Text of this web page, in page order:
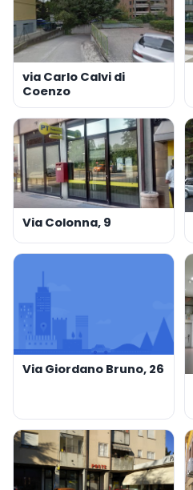
via Carlo Calvi di
Coenzo
Via Colonna, 9
Via Giordano Bruno, 26